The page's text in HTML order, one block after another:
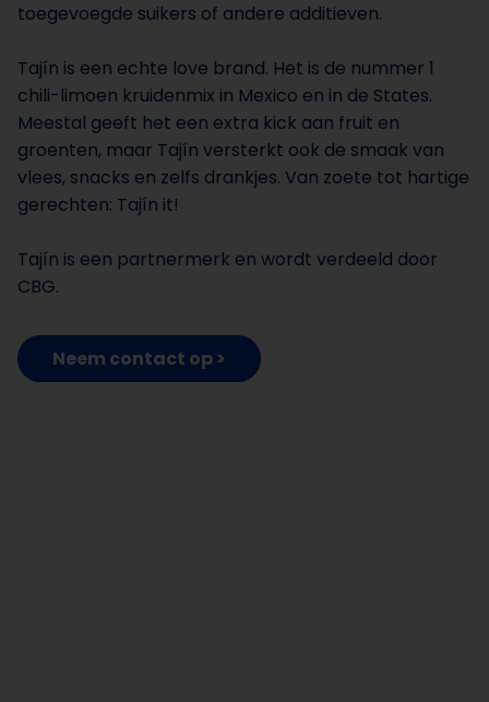
toegevoegde suikers of andere additieven.
Tajín is een echte love brand. Het is de nummer 1
chili-limoen kruidenmix in Mexico en in de States.
Meestal geeft het een extra kick aan fruit en
groenten, maar Tajín versterkt ook de smaak van
vlees, snacks en zelfs drankjes. Van zoete tot hartige
gerechten: Tajín it!
Tajín is een partnermerk en wordt verdeeld door
CBG.
Neem contact op >